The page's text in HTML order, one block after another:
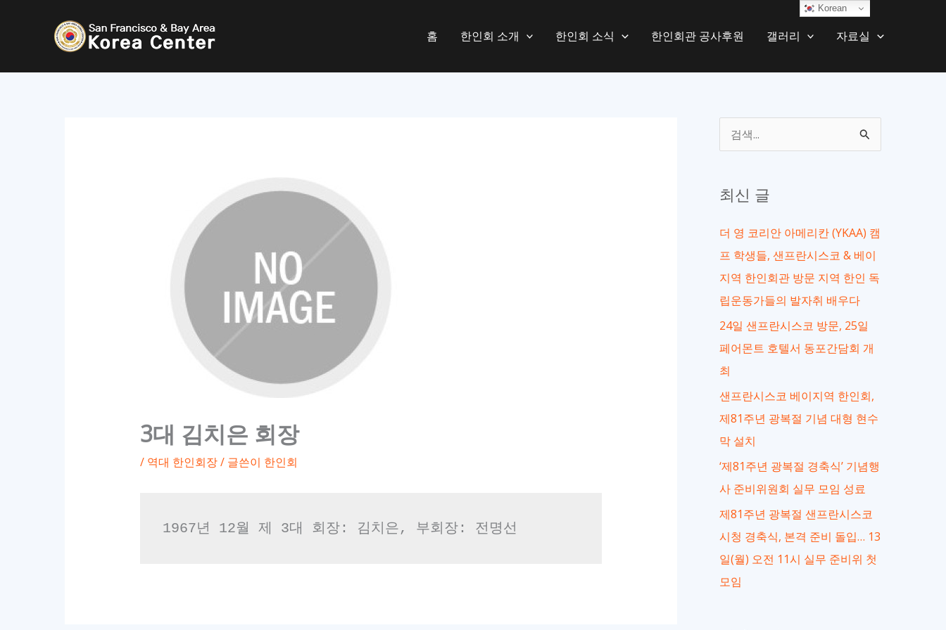
로
홈 한인회 소개 한인회 소식 한인회관 공사후원 갤러리 자료실
3대 김치은 회장
/ 역대 한인회장/ 글쓴이 한인회
1967년 12월 제 3대 회장: 김치은, 부회장: 전명선
색
상
최신 글
더 영 코리안 아메리칸 (YKAA) 캠
프 학생들, 샌프란시스코 & 베이
지역 한인회관 방문 지역 한인 독
립운동가들의 발자취 배우다
24일 샌프란시스코 방문, 25일
페어몬트 호텔서 동포간담회 개
최
샌프란시스코 베이지역 한인회,
제81주년 광복절 기념 대형 현수
막 설치
‘제81주년 광복절 경축식’ 기념행
사 준비위원회 실무 모임 성료
제81주년 광복절 샌프란시스코
시청 경축식, 본격 준비 돌입… 13
일(월) 오전 11시 실무 준비위 첫
모임
Korean